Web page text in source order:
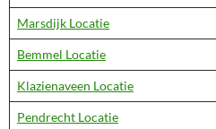
Marsdijk Locatie
Bemmel Locatie
Klazienaveen Locatie
Pendrecht Locatie